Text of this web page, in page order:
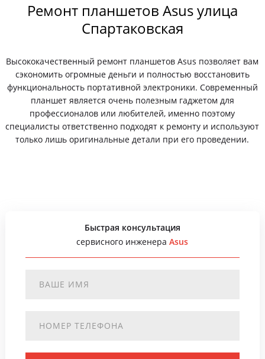
Ремонт планшетов Asus улица
Спартаковская
Высококачественный ремонт планшетов Asus позволяет вам
сэкономить огромные деньги и полностью восстановить
функциональность портативной электроники. Современный
планшет является очень полезным гаджетом для
профессионалов или любителей, именно поэтому
специалисты ответственно подходят к ремонту и используют
только лишь оригинальные детали при его проведении.
Быстрая консультация
сервисного инженераAsus